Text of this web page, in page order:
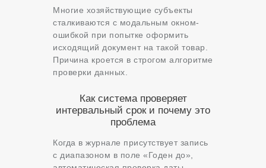
Многие хозяйствующие субъекты
сталкиваются с модальным окном-
ошибкой при попытке оформить
исходящий документ на такой товар.
Причина кроется в строгом алгоритме
проверки данных.
Как система проверяет
интервальный срок и почему это
проблема
Когда в журнале присутствует запись
с диапазоном в поле «Годен до»,